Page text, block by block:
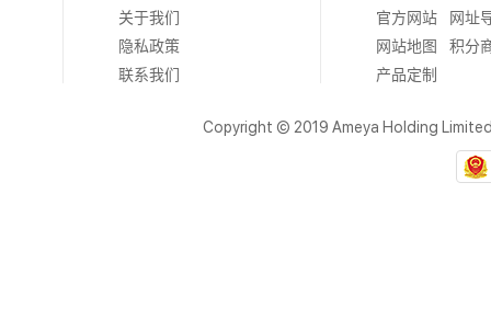
关于我们
隐私政策
联系我们
官方网站
网址
网站地图
积分
产品定制
Copyright © 2019 Ameya Holding